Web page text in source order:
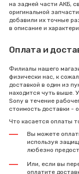
на задней части АКБ,
оригинальной
добавили их точные
в описание и
Оплата и
Филиалы нашего
физически нас, к
доставкой в один из
находится чуть выше.
Sony в течение
стоимость доставки -
Что касается оплаты
Вы можете
используя
любезно
Или, если вы
оплатите